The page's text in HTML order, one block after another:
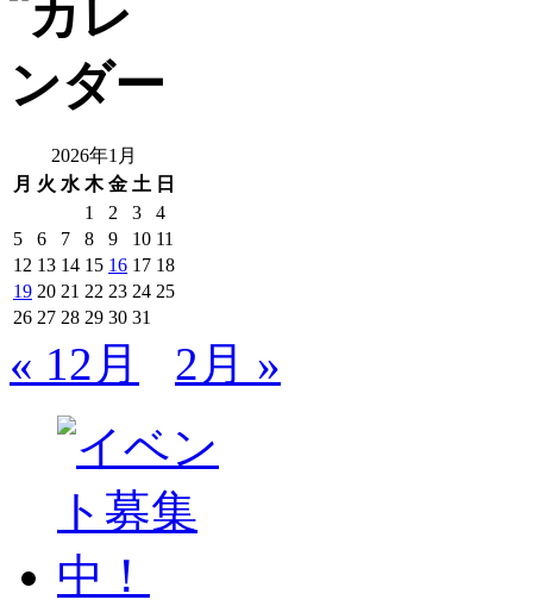
2026年1月
月 火 水 木 金 土 日
1
2 3
4
5
6 7 8 9 10 11
12 13 14 15 16 17 18
19 20 21 22 23 24 25
26 27 28 29 30 31
« 12月 2月 »